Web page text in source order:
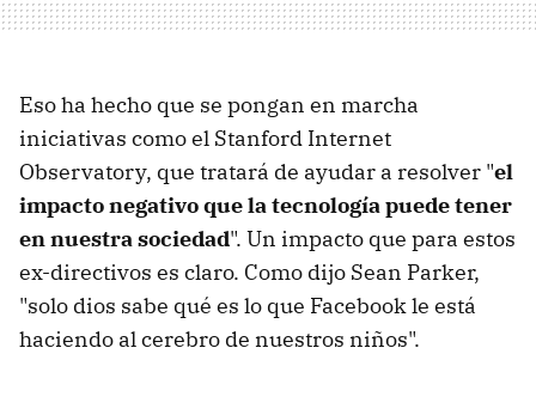
Eso ha hecho que se pongan en marcha
iniciativas como el Stanford Internet
Observatory, que tratará de ayudar a resolver "el
impacto negativo que la tecnología puede tener
en nuestra sociedad". Un impacto que para estos
ex-directivos es claro. Como dijo Sean Parker,
"solo dios sabe qué es lo que Facebook le está
haciendo al cerebro de nuestros niños".